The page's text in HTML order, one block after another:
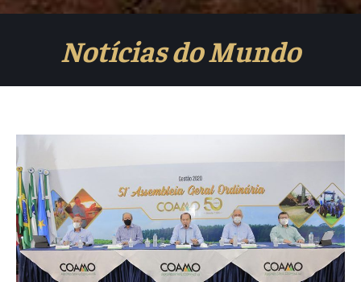
Notícias do Mundo